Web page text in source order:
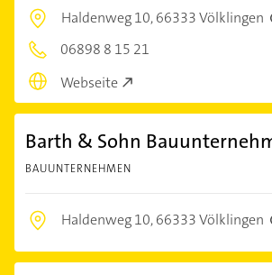
Haldenweg 10,66333 Völklingen
06898 8 15 21
Webseite
Barth & Sohn
BAUUNTERNEHMEN
Haldenweg 10,66333 Völklingen